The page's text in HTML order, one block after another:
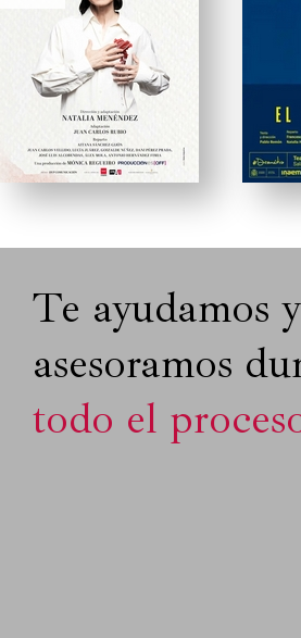
Te ayudamos y
asesoramos
todo el